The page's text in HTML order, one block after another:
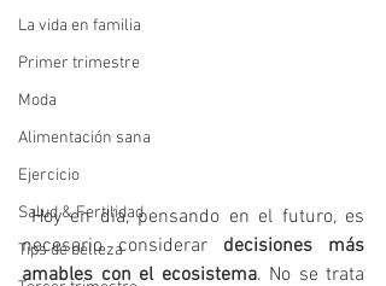
La vida en familia
Primer trimestre
Moda
Alimentación sana
Ejercicio
Salud & Fertilidad
Tips de belleza
Hoy en día, pensando en el futuro, es
necesario considerar decisiones más
amables con el ecosistema. No se trata